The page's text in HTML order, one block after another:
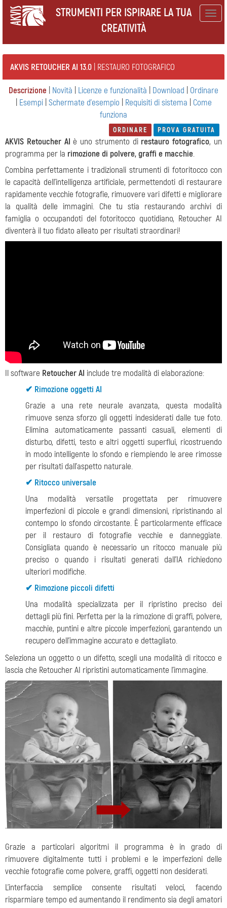
STRUMENTI PER ISPIRARE LA TUA
CREATIVITÀ
AKVIS RETOUCHER AI 13.0 | RESTAURO FOTOGRAFICO
Descrizione Novità Licenze e funzionalità Download
Ordinare
Esempi| Schermate d'esempio Requisiti di sistema
Come
funziona
ORDINARE PROVA GRATUITA
AKVIS Retoucher AI è uno strumento di restauro fotografico, un
programma per la rimozione di polvere, graffi e macchie.
Combina perfettamente i tradizionali strumenti di fotoritocco con
le capacità dell'intelligenza artificiale, permettendoti di restaurare
rapidamente vecchie fotografie, rimuovere vari difetti e migliorare
la qualità delle immagini. Che tu stia restaurando archivi di
famiglia o occupandoti del fotoritocco quotidiano, Retoucher AI
diventerà il tuo fidato alleato per risultati straordinari!
Il software Retoucher AI include tre modalità di elaborazione:
✔ Rimozione oggetti AI
Grazie a una rete neurale avanzata, questa modalità
rimuove senza sforzo gli oggetti indesiderati dalle tue foto.
Elimina automaticamente passanti casuali, elementi di
disturbo, difetti, testo e altri oggetti superflui, ricostruendo
in modo intelligente lo sfondo e riempiendo le aree rimosse
per risultati dall'aspetto naturale.
✔ Ritocco universale
Una modalità versatile progettata per rimuovere
imperfezioni di piccole e grandi dimensioni, ripristinando al
contempo lo sfondo circostante. È particolarmente efficace
per il restauro di fotografie vecchie e danneggiate.
Consigliata quando è necessario un ritocco manuale più
preciso o quando i risultati generati dall'IA richiedono
ulteriori modifiche.
✔ Rimozione piccoli difetti
Una modalità specializzata per il ripristino preciso dei
dettagli più fini. Perfetta per la la rimozione di graffi, polvere,
macchie, puntini e altre piccole imperfezioni, garantendo un
recupero dell'immagine accurato e dettagliato.
Seleziona un oggetto o un difetto, scegli una modalità di ritocco e
lascia che Retoucher AI ripristini automaticamente l'immagine.
Grazie a particolari algoritmi il programma è in grado di
rimuovere digitalmente tutti i problemi e le imperfezioni delle
vecchie fotografie come polvere, graffi, oggetti non desiderati.
L'interfaccia semplice consente risultati veloci, facendo
risparmiare tempo ed aumentando il rendimento sia degli amatori